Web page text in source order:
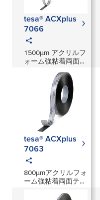
tesa® ACXplus
7066
1500μm アクリルフ
ォーム強粘着両面テ
tesa® ACXplus
7063
800μmアクリルフォ
ーム強粘着両面テー